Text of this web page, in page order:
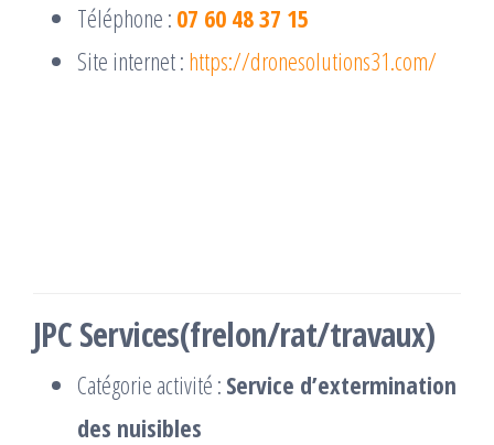
Téléphone : 07 60 48 37 15
Site internet : https://dronesolutions31.com/
JPC Services(frelon/rat/travaux)
Catégorie activité : Service d’extermination
des nuisibles